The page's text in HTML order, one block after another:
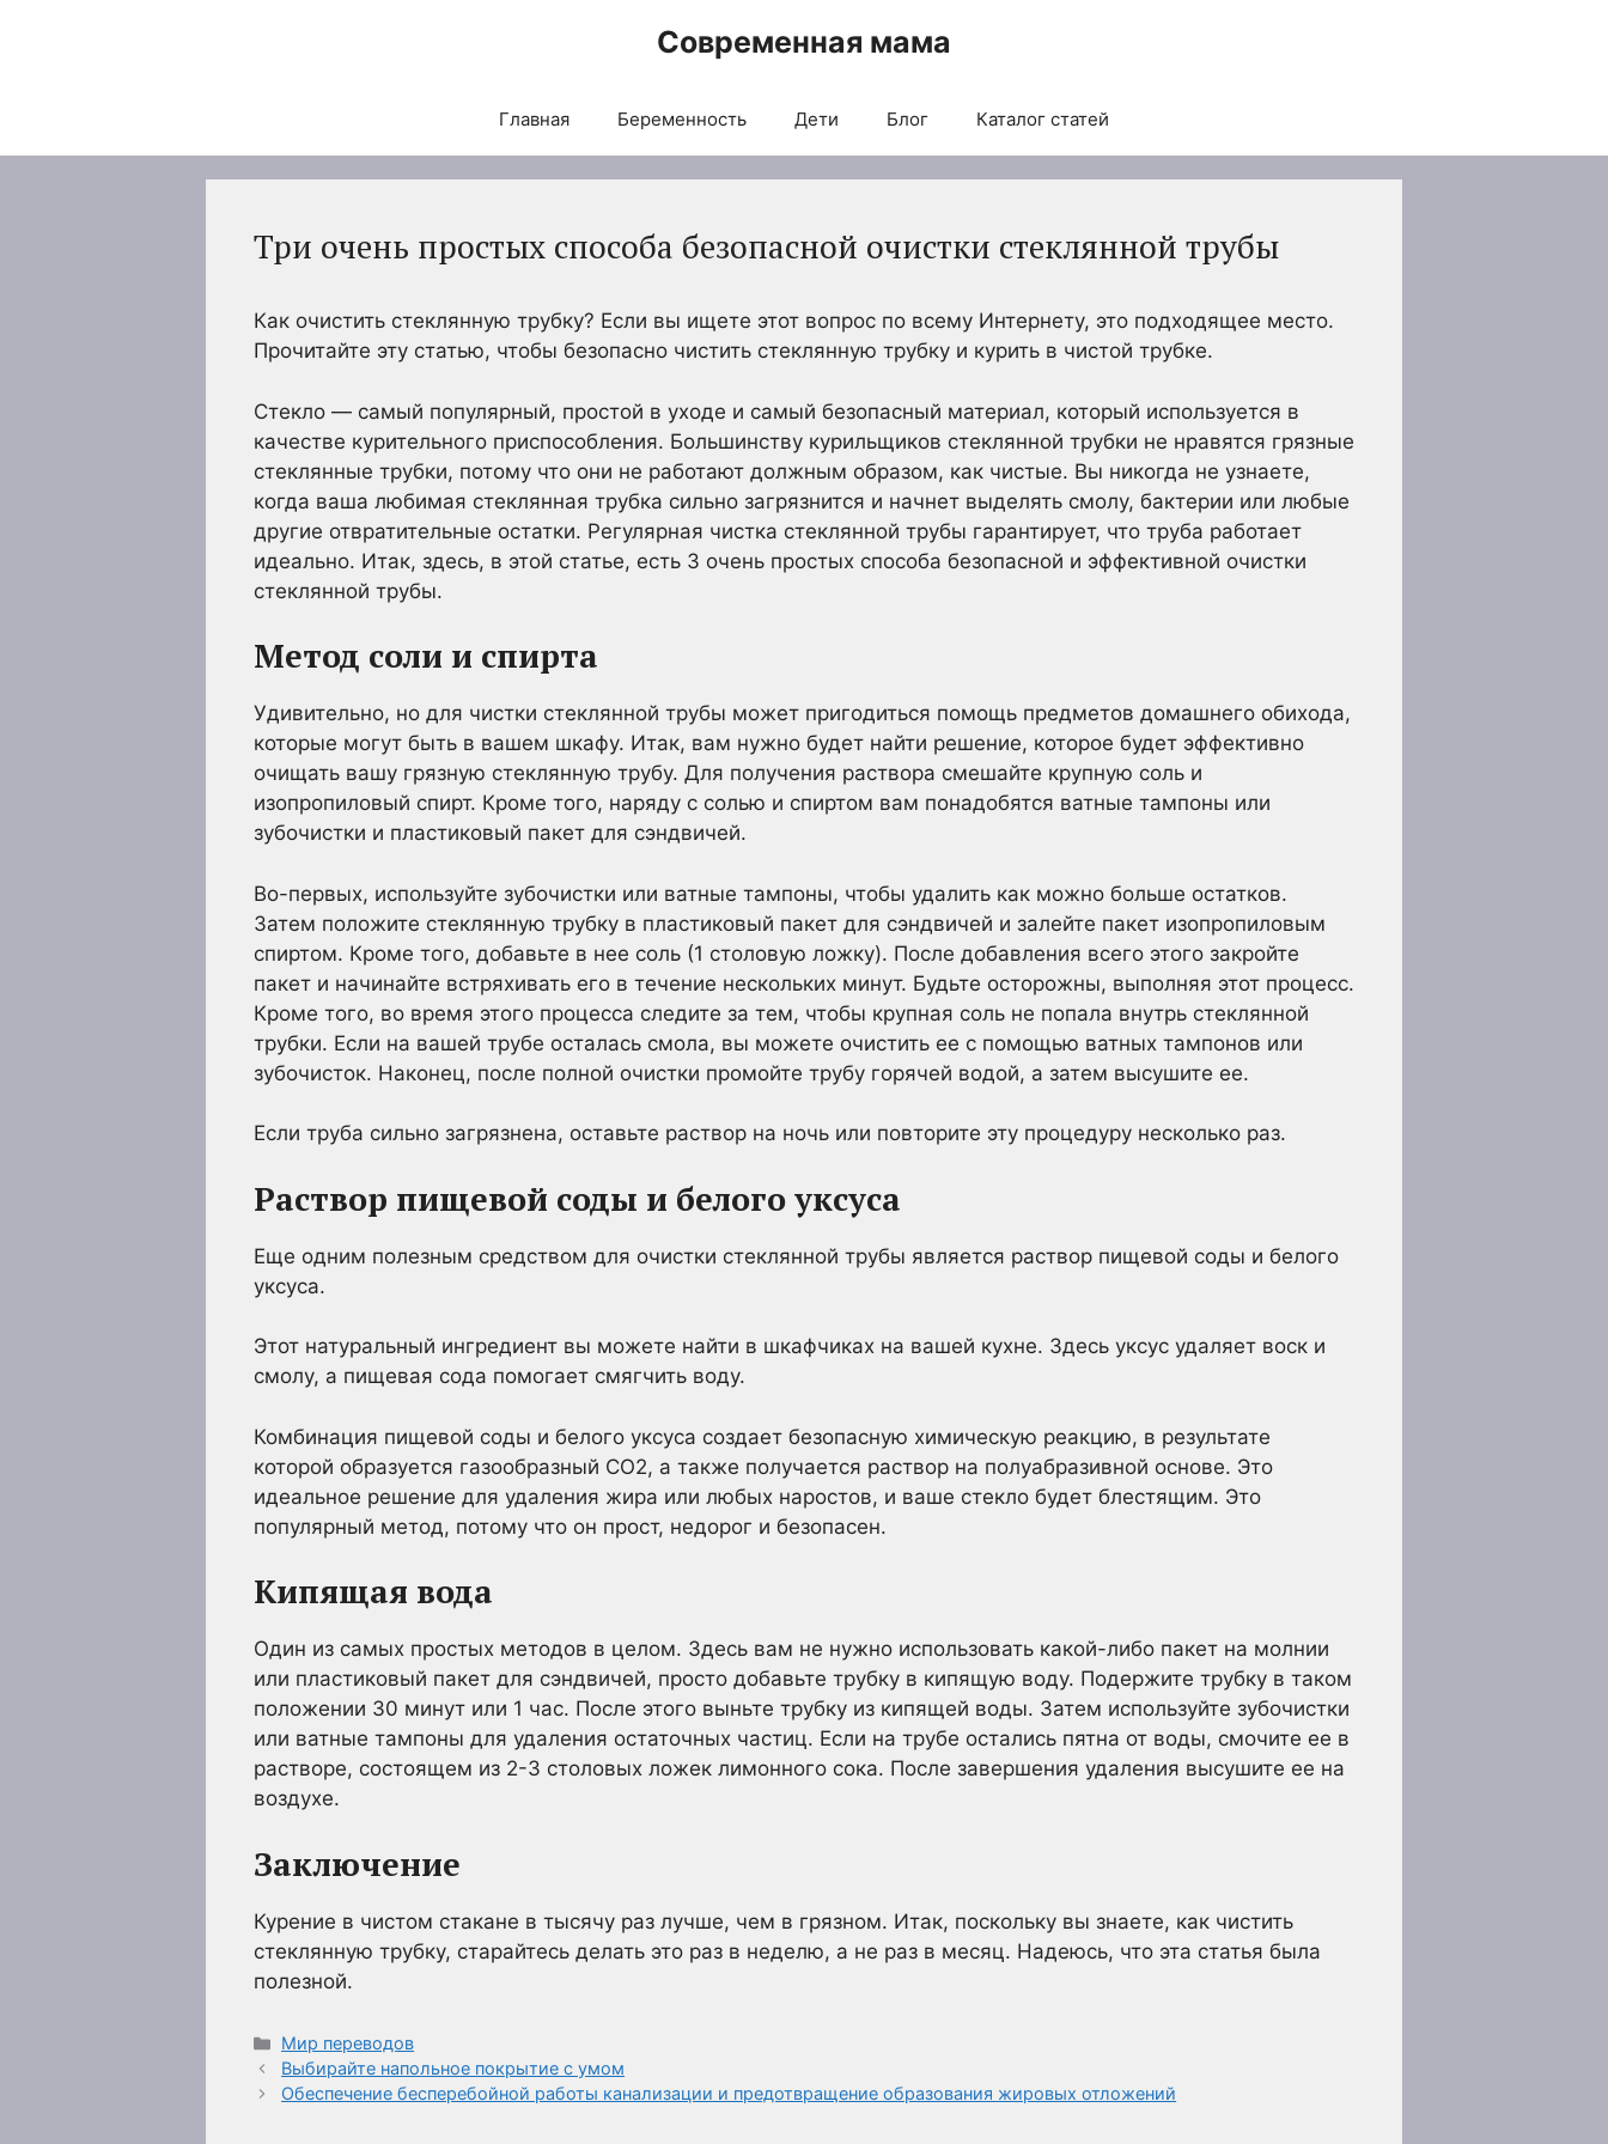
Современная мама
Главная Беременность Дети Блог Каталог статей
Три очень простых способа безопасной очистки стеклянной трубы
Как очистить стеклянную трубку? Если вы ищете этот вопрос по всему Интернету, это подходящее место.
Прочитайте эту статью, чтобы безопасно чистить стеклянную трубку и курить в чистой трубке.
Стекло — самый популярный, простой в уходе и самый безопасный материал, который используется в
качестве курительного приспособления. Большинству курильщиков стеклянной трубки не нравятся грязные
стеклянные трубки, потому что они не работают должным образом, как чистые. Вы никогда не узнаете,
когда ваша любимая стеклянная трубка сильно загрязнится и начнет выделять смолу, бактерии или любые
другие отвратительные остатки. Регулярная чистка стеклянной трубы гарантирует, что труба работает
идеально. Итак, здесь, в этой статье, есть 3 очень простых способа безопасной и эффективной очистки
стеклянной трубы.
Метод соли и спирта
Удивительно, но для чистки стеклянной трубы может пригодиться помощь предметов домашнего обихода,
которые могут быть в вашем шкафу. Итак, вам нужно будет найти решение, которое будет эффективно
очищать вашу грязную стеклянную трубу. Для получения раствора смешайте крупную соль и
изопропиловый спирт. Кроме того, наряду с солью и спиртом вам понадобятся ватные тампоны или
зубочистки и пластиковый пакет для сэндвичей.
Во-первых, используйте зубочистки или ватные тампоны, чтобы удалить как можно больше остатков.
Затем положите стеклянную трубку в пластиковый пакет для сэндвичей и залейте пакет изопропиловым
спиртом. Кроме того, добавьте в нее соль (1 столовую ложку). После добавления всего этого закройте
пакет и начинайте встряхивать его в течение нескольких минут. Будьте осторожны, выполняя этот процесс.
Кроме того, во время этого процесса следите за тем, чтобы крупная соль не попала внутрь стеклянной
трубки. Если на вашей трубе осталась смола, вы можете очистить ее с помощью ватных тампонов или
зубочисток. Наконец, после полной очистки промойте трубу горячей водой, а затем высушите ее.
Если труба сильно загрязнена, оставьте раствор на ночь или повторите эту процедуру несколько раз.
Раствор пищевой соды и белого уксуса
Еще одним полезным средством для очистки стеклянной трубы является раствор пищевой соды и белого
уксуса.
Этот натуральный ингредиент вы можете найти в шкафчиках на вашей кухне. Здесь уксус удаляет воск и
смолу, а пищевая сода помогает смягчить воду.
Комбинация пищевой соды и белого уксуса создает безопасную химическую реакцию, в результате
которой образуется газообразный CO2, а также получается раствор на полуабразивной основе. Это
идеальное решение для удаления жира или любых наростов, и ваше стекло будет блестящим. Это
популярный метод, потому что он прост, недорог и безопасен.
Кипящая вода
Один из самых простых методов в целом. Здесь вам не нужно использовать какой-либо пакет на молнии
или пластиковый пакет для сэндвичей, просто добавьте трубку в кипящую воду. Подержите трубку в таком
положении 30 минут или 1 час. После этого выньте трубку из кипящей воды. Затем используйте зубочистки
или ватные тампоны для удаления остаточных частиц. Если на трубе остались пятна от воды, смочите ее в
растворе, состоящем из 2-3 столовых ложек лимонного сока. После завершения удаления высушите ее на
воздухе.
Заключение
Курение в чистом стакане в тысячу раз лучше, чем в грязном. Итак, поскольку вы знаете, как чистить
стеклянную трубку, старайтесь делать это раз в неделю, а не раз в месяц. Надеюсь, что эта статья была
полезной.
Рубрики
Мир переводов
Выбирайте напольное покрытие с умом
Обеспечение бесперебойной работы канализации и предотвращение образования жировых отложений